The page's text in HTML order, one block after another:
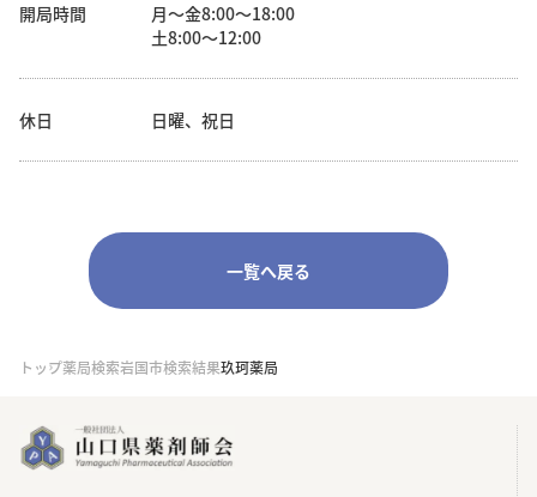
開局時間
月～金8:00～18:00
土8:00～12:00
休日 日曜、祝日
一覧へ戻る
トップ薬局検索岩国市検索結果玖珂薬局